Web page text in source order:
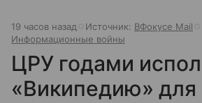
19 часов назад Источник: ВФокусе Mail
Информационные войны
ЦРУ годами
«Википедию» для